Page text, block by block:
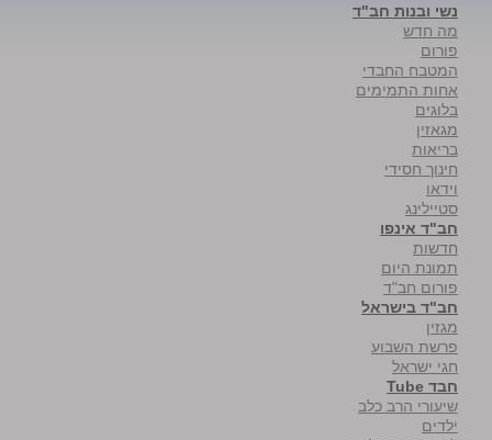
נשי ובנות חב"ד
מה חדש
פורום
המטבח החבדי
אחות התמימים
בלוגים
מגאזין
בריאות
חינוך חסידי
וידאו
סטיילינג
חב"ד אינפו
חדשות
תמונת היום
פורום חב"ד
חב"ד בישראל
מגזין
פרשת השבוע
חגי ישראל
חבד Tube
שיעורי הרב כלב
ילדים